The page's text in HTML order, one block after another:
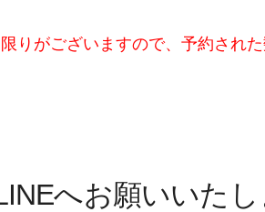
りがございますので、予約され
へお願いいた